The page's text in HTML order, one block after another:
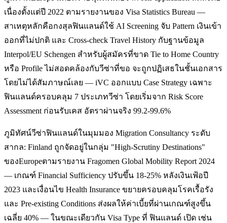
เนื่องตั้งแต่ปี 2022 ตามรายงานของ Visa Statistics Bureau —
สาเหตุหลักคือกงสุลฟินแลนด์ใช้ AI Screening จับ Pattern เงินเข้า
ออกที่ไม่ปกติ และ Cross-check Travel History กับฐานข้อมูล
Interpol/EU Schengen สำหรับผู้สมัครที่ขาด Tie to Home Country
หรือ Profile ไม่สอดคล้องกับวีซ่าที่ขอ จะถูกปฏิเสธในชั้นเอกสาร
โดยไม่ได้สัมภาษณ์เลย — iVC ออกแบบ Case Strategy เฉพาะ
ฟินแลนด์ครอบคลุม 7 ประเภทวีซ่า โดยเริ่มจาก Risk Score
Assessment ก่อนรับเคส อัตราผ่านจริง 99.2-99.6%
ภูมิทัศน์วีซ่าฟินแลนด์ในมุมมอง Migration Consultancy ระดับ
สากล: Finland ถูกจัดอยู่ในกลุ่ม "High-Scrutiny Destinations"
ของEuropeตามรายงาน Fragomen Global Mobility Report 2024
— เกณฑ์ Financial Sufficiency ปรับขึ้น 18-25% หลังเงินเฟ้อปี
2023 และเงื่อนไข Health Insurance ขยายครอบคลุมโรคเรื้อรัง
และ Pre-existing Conditions ส่งผลให้ค่าเบี้ยที่ผ่านเกณฑ์สูงขึ้น
เฉลี่ย 40% — ในขณะเดียวกัน Visa Type ที่ ฟินแลนด์ เปิด เช่น